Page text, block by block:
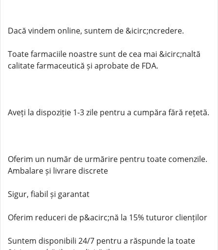
Dacă vindem online, suntem de &icirc;ncredere.
Toate farmaciile noastre sunt de cea mai &icirc;naltă
calitate farmaceutică și aprobate de FDA.
Aveți la dispoziție 1-3 zile pentru a cumpăra fără rețetă.
Oferim un număr de urmărire pentru toate comenzile.
Ambalare și livrare discrete
Sigur, fiabil și garantat
Oferim reduceri de p&acirc;nă la 15% tuturor clienților
Suntem disponibili 24/7 pentru a răspunde la toate